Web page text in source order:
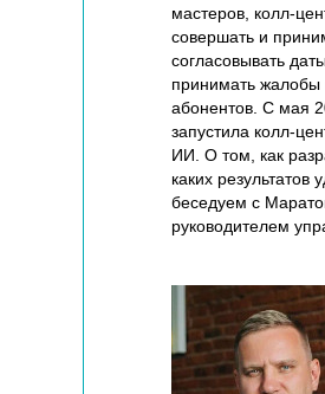
мастеров, колл-
совершать и
согласовывать
принимать жалобы
абонентов. С мая
запустила колл-
ИИ. О том, как
каких результатов
беседуем с
руководителем